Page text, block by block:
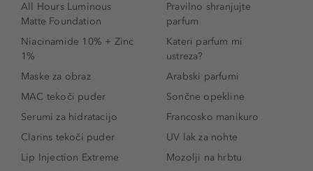
All Hours Luminous
Matte Foundation
Niacinamide 10% + Zinc
1%
Maske za obraz
MAC tekoči puder
Serumi za hidratacijo
Clarins tekoči puder
Lip Injection Extreme
Pravilno shranjujte
parfum
Kateri parfum mi
ustreza?
Arabski parfumi
Sončne opekline
Francosko manikuro
UV lak za nohte
Mozolji na hrbtu